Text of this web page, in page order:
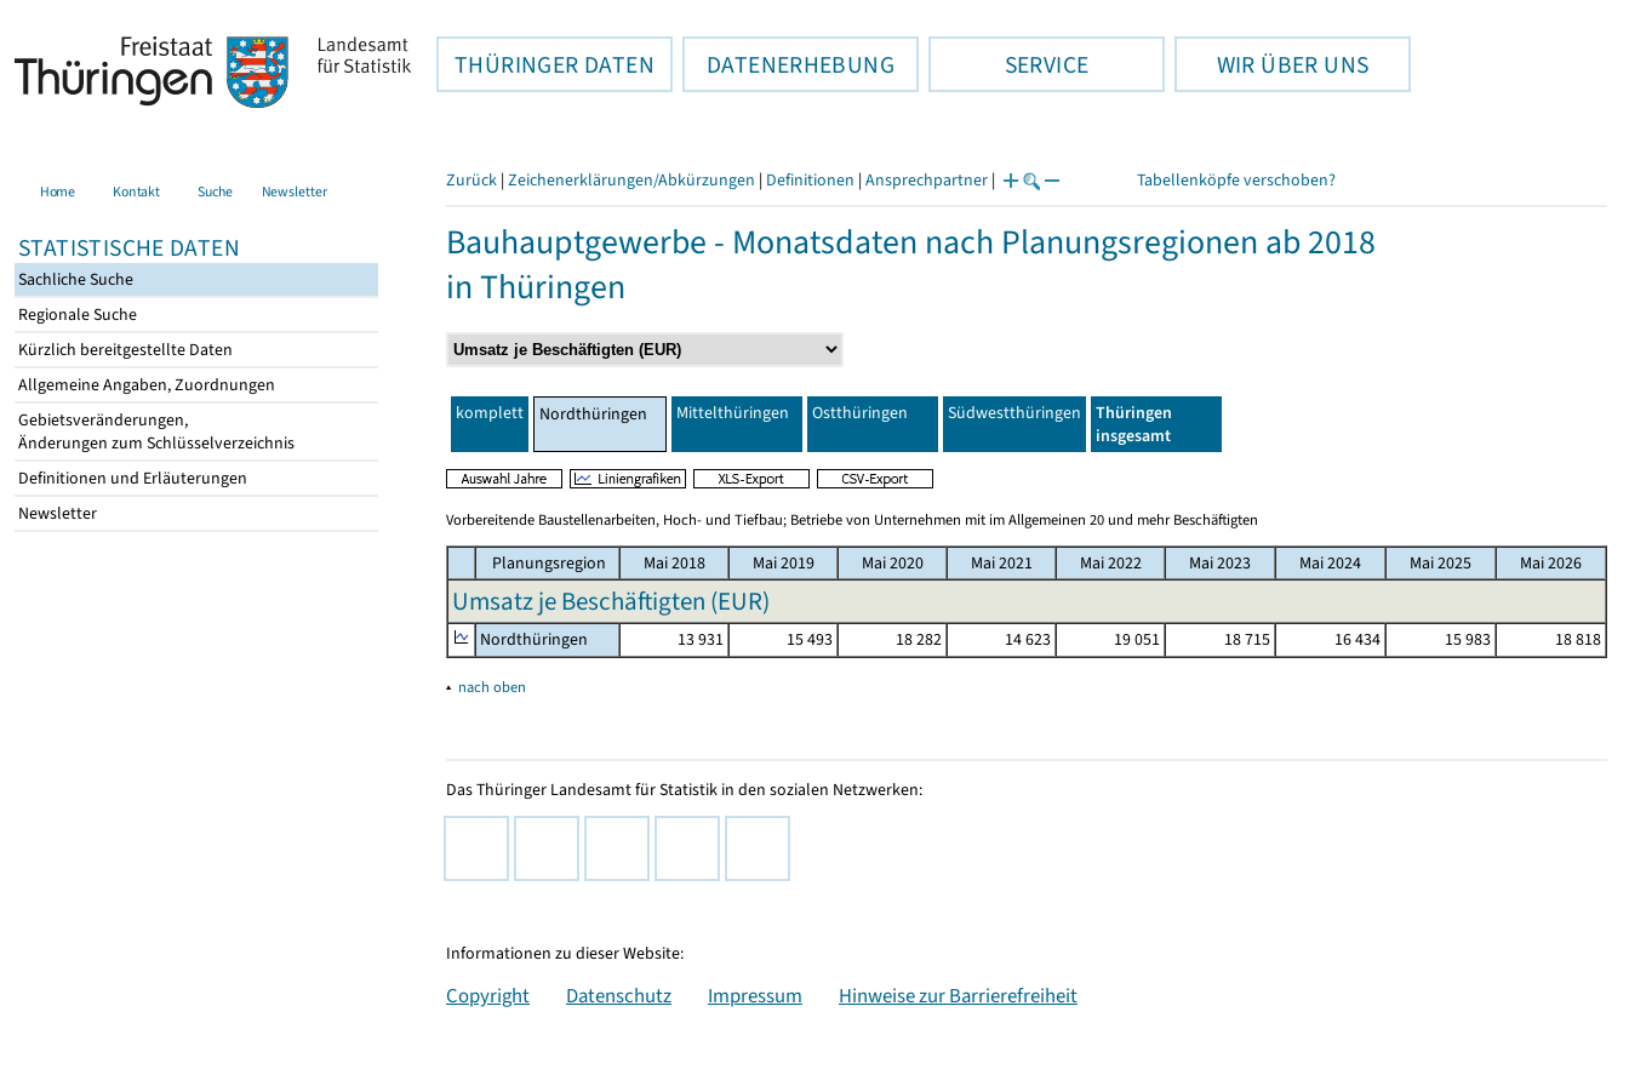
THÜRINGER DATEN DATENERHEBUNG SERVICE WIR ÜBER UNS
Home Kontakt Suche Newsletter
STATISTISCHE DATEN
Sachliche Suche
Regionale Suche
Kürzlich bereitgestellte Daten
Allgemeine Angaben, Zuordnungen
Gebietsveränderungen,
Änderungen zum Schlüsselverzeichnis
Definitionen und Erläuterungen
Newsletter
Zurück | Zeichenerklärungen/Abkürzungen | Definitionen | Ansprechpartner | Tabellenköpfe verschoben?
Bauhauptgewerbe - Monatsdaten nach Planungsregionen ab 2018
in Thüringen
komplett Nordthüringen Mittelthüringen Ostthüringen Südwestthüringen
Thüringen
insgesamt
Vorbereitende Baustellenarbeiten, Hoch- und Tiefbau; Betriebe von Unternehmen mit im Allgemeinen 20 und mehr Beschäftigten
Planungsregion Mai 2018 Mai 2019 Mai 2020 Mai 2021 Mai 2022 Mai 2023 Mai 2024 Mai 2025 Mai 2026
Umsatz je Beschäftigten (EUR)
Nordthüringen 13 931 15 493 18 282 14 623 19 051 18 715 16 434 15 983 18 818
▴ nach oben
Das Thüringer Landesamt für Statistik in den sozialen Netzwerken:
Informationen zu dieser Website:
Copyright Datenschutz Impressum Hinweise zur Barrierefreiheit